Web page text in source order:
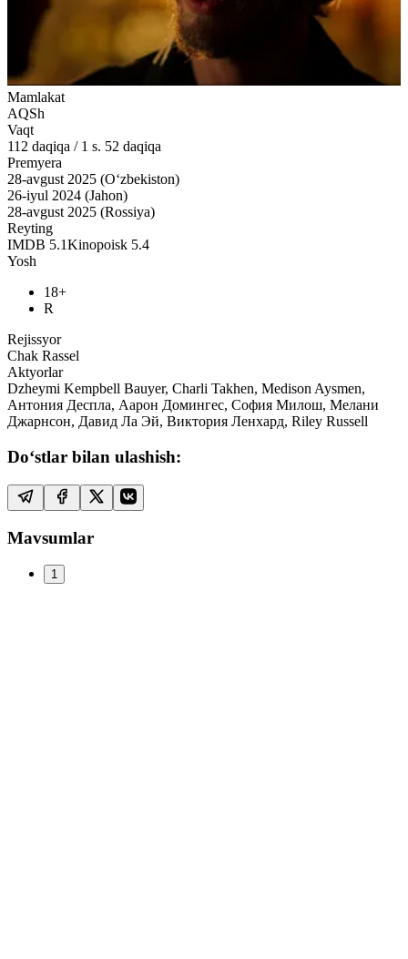
Mamlakat
AQSh
Vaqt
112 daqiqa / 1 s. 52 daqiqa
Premyera
28-avgust 2025 (O‘zbekiston)
26-iyul 2024 (Jahon)
28-avgust 2025 (Rossiya)
Reyting
IMDB 5.1Kinopoisk 5.4
Yosh
18+
R
Rejissyor
Chak Rassel
Aktyorlar
Dzheymi Kempbell Bauyer, Charli Takhen, Medison Aysmen,
Антония Деспла, Аарон Домингес, София Милош, Мелани
Джарнсон, Давид Ла Эй, Виктория Ленхард, Riley Russell
Do‘stlar bilan ulashish:
Mavsumlar
1